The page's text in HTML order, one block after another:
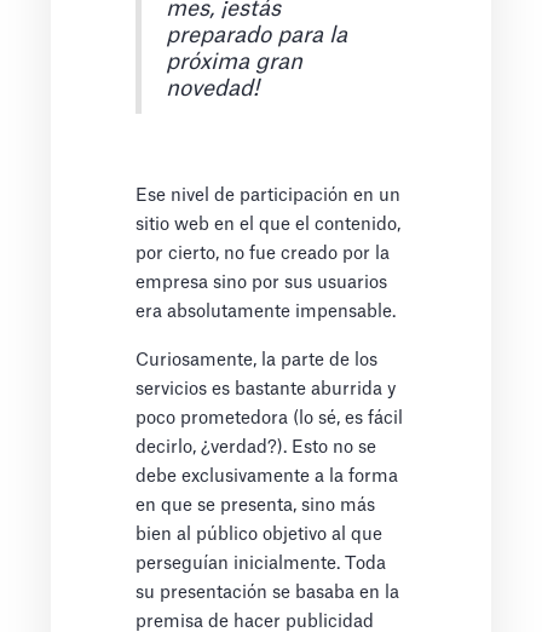
mes, ¡estás
preparado para la
próxima gran
novedad!
Ese nivel de participación en un
sitio web en el que el contenido,
por cierto, no fue creado por la
empresa sino por sus usuarios
era absolutamente impensable.
Curiosamente, la parte de los
servicios es bastante aburrida y
poco prometedora (lo sé, es fácil
decirlo, ¿verdad?). Esto no se
debe exclusivamente a la forma
en que se presenta, sino más
bien al público objetivo al que
perseguían inicialmente. Toda
su presentación se basaba en la
premisa de hacer publicidad